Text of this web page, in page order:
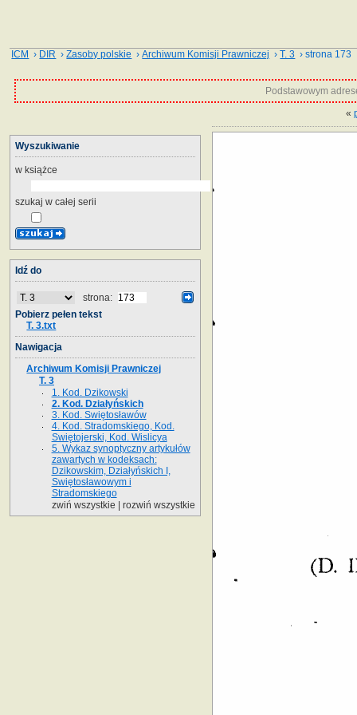
ICM › DIR ›Zasoby polskie ›Archiwum Komisji Prawniczej ›T. 3 › strona 173
Podstawowym
«
Wyszukiwanie
w książce
szukaj w całej serii
Idź do
strona:
Pobierz pełen tekst
T. 3.txt
Nawigacja
Archiwum Komisji Prawniczej
T. 3
1. Kod. Dzikowski
2. Kod. Działyńskich
3. Kod. Swiętosławów
4. Kod. Stradomskiego, Kod.
Swiętojerski, Kod. Wislicya
5. Wykaz synoptyczny artykułów
zawartych w kodeksach:
Dzikowskim, Działyńskich I,
Swiętosławowym i
Stradomskiego­
zwiń wszystkie
rozwiń wszystkie